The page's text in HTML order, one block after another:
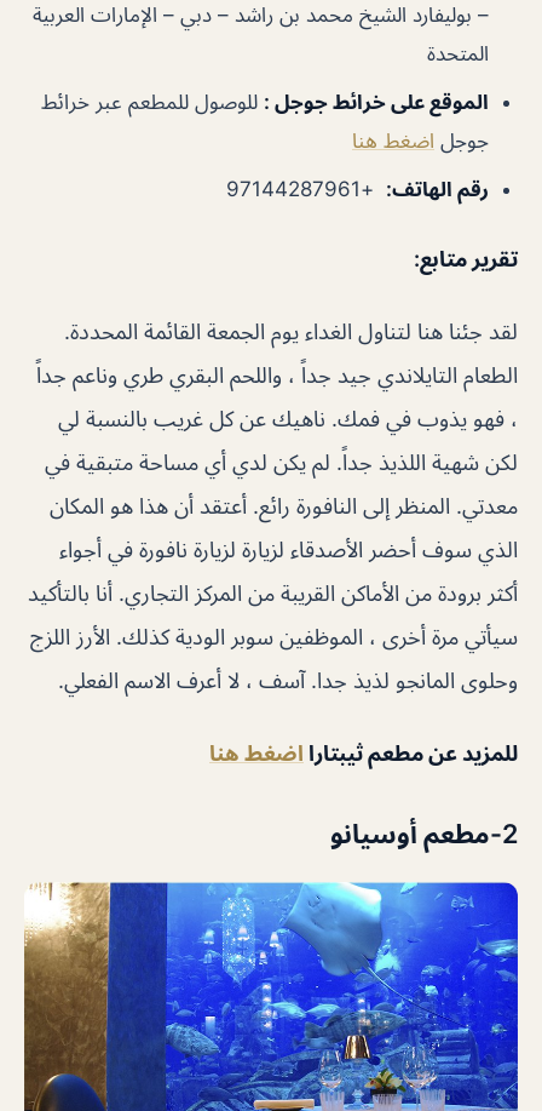
– بوليفارد الشيخ محمد بن راشد – دبي – الإمارات العربية
المتحدة
الموقع على خرائط جوجل : للوصول للمطعم عبر خرائط
جوجل اضغط هنا
رقم الهاتف:
+97144287961
تقرير متابع:
لقد جئنا هنا لتناول الغداء يوم الجمعة القائمة المحددة.
الطعام التايلاندي جيد جداً ، واللحم البقري طري وناعم جداً
، فهو يذوب في فمك. ناهيك عن كل غريب بالنسبة لي
لكن شهية اللذيذ جداً. لم يكن لدي أي مساحة متبقية في
معدتي. المنظر إلى النافورة رائع. أعتقد أن هذا هو المكان
الذي سوف أحضر الأصدقاء لزيارة لزيارة نافورة في أجواء
أكثر برودة من الأماكن القريبة من المركز التجاري. أنا بالتأكيد
سيأتي مرة أخرى ، الموظفين سوبر الودية كذلك. الأرز اللزج
وحلوى المانجو لذيذ جدا. آسف ، لا أعرف الاسم الفعلي.
للمزيد عن مطعم ثيبتارا اضغط هنا
2-مطعم أوسيانو